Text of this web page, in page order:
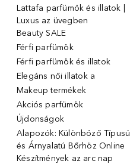
Lattafa parfümök és illatok |
Luxus az üvegben
Beauty SALE
Férfi parfümök
Férfi parfümök és illatok
Elegáns női illatok ️a
Makeup termékek
Akciós parfümök
Újdonságok
Alapozók: Különböző Típusú
és Árnyalatú Bőrhöz Online
Készítmények az arc nap